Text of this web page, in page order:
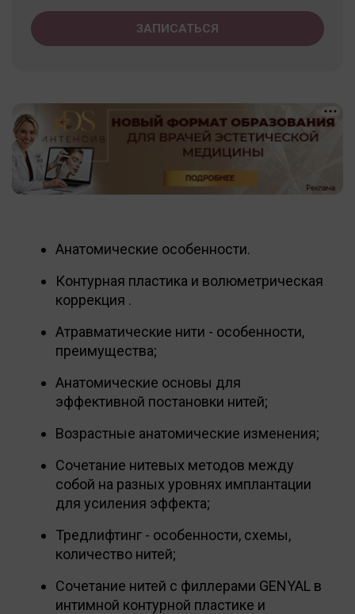
ЗАПИСАТЬСЯ
Анатомические особенности.
Контурная пластика и волюметрическая
коррекция .
Атравматические нити - особенности,
преимущества;
Анатомические основы для
эффективной постановки нитей;
Возрастные анатомические изменения;
Сочетание нитевых методов между
собой на разных уровнях имплантации
для усиления эффекта;
Тредлифтинг - особенности, схемы,
количество нитей;
Сочетание нитей с филлерами GENYAL в
интимной контурной пластике и